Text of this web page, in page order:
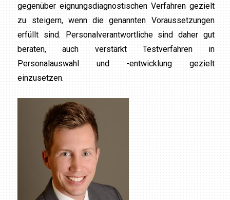
gegenüber eignungsdiagnostischen Verfahren gezielt
zu steigern, wenn die genannten Voraussetzungen
erfüllt sind. Personalverantwortliche sind daher gut
beraten, auch verstärkt Testverfahren in
Personalauswahl und -entwicklung gezielt
einzusetzen.